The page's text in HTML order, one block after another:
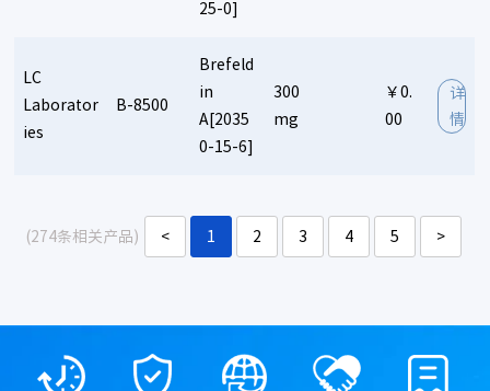
25-0]
LC
Laborator
ies
B-8500
Brefeld
in
A[2035
0-15-6]
300
mg
￥0.
00
详
情
(274条相关产品) < 1 2 3 4 5 >